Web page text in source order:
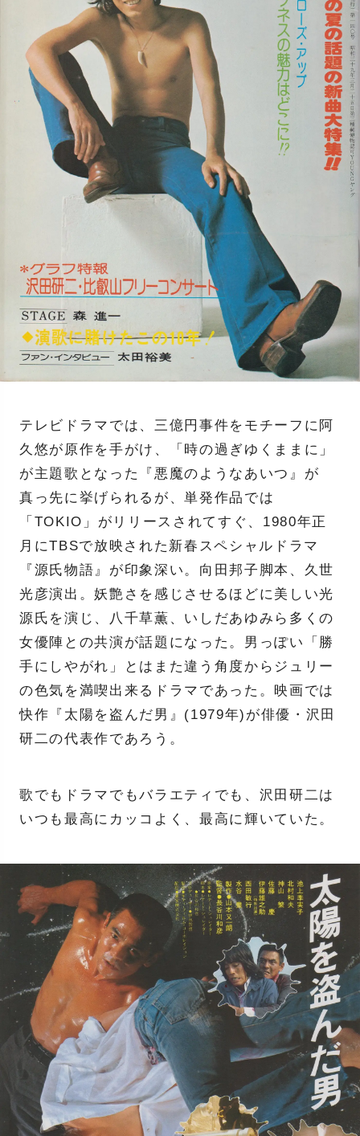
テレビドラマでは、三億円事件をモチーフに阿
久悠が原作を手がけ、「時の過ぎゆくままに」
が主題歌となった『悪魔のようなあいつ』が
真っ先に挙げられるが、単発作品では
「TOKIO」がリリースされてすぐ、1980年正
月にTBSで放映された新春スペシャルドラマ
『源氏物語』が印象深い。向田邦子脚本、久世
光彦演出。妖艶さを感じさせるほどに美しい光
源氏を演じ、八千草薫、いしだあゆみら多くの
女優陣との共演が話題になった。男っぽい「勝
手にしやがれ」とはまた違う角度からジュリー
の色気を満喫出来るドラマであった。映画では
快作『太陽を盗んだ男』(1979年)が俳優・沢田
研二の代表作であろう。
歌でもドラマでもバラエティでも、沢田研二は
いつも最高にカッコよく、最高に輝いていた。